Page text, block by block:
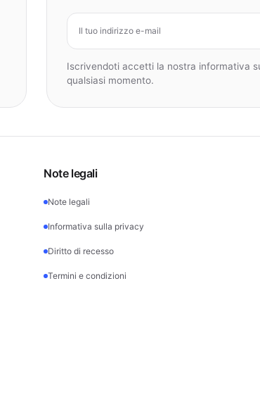
Indirizzo e-mail
Iscrivendoti accetti la nostra informativa
qualsiasi momento.
Note legali
Note legali
Informativa sulla privacy
Diritto di recesso
Termini e condizioni